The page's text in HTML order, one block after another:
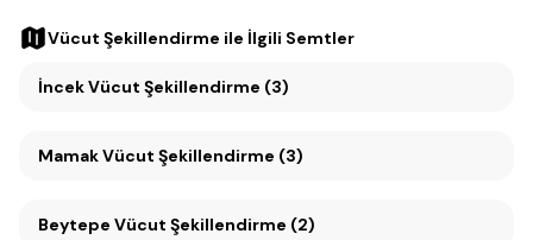
Vücut Şekillendirme ile İlgili Semtler
İncek Vücut Şekillendirme (3)
Mamak Vücut Şekillendirme (3)
Beytepe Vücut Şekillendirme (2)